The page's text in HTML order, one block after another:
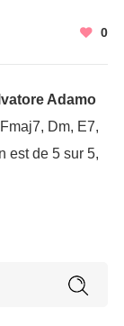
0
Adamo
Dm, E7,
est de 5 sur 5,